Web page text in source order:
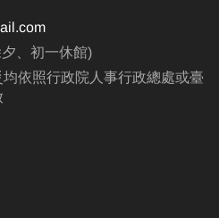
、初一休館)
依照行政院人事行政總處或臺